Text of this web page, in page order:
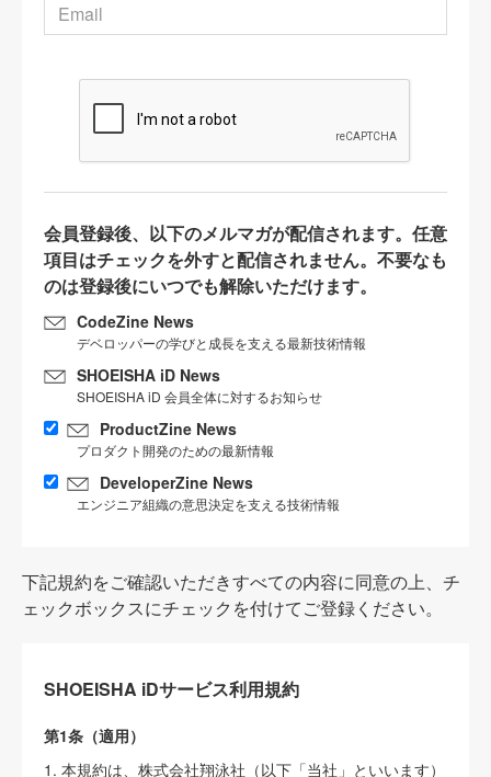
会員登録後、以下のメルマガが配信されます。任意
項目はチェックを外すと配信されません。不要なも
のは登録後にいつでも解除いただけます。
CodeZine News
デベロッパーの学びと成長を支える最新技術情報
SHOEISHA iD News
SHOEISHA iD 会員全体に対するお知らせ
ProductZine News
プロダクト開発のための最新情報
DeveloperZine News
エンジニア組織の意思決定を支える技術情報
下記規約をご確認いただきすべての内容に同意の上、チ
ェックボックスにチェックを付けてご登録ください。
SHOEISHA iDサービス利用規約
第1条（適用）
1. 本規約は、株式会社翔泳社（以下「当社」といいます）